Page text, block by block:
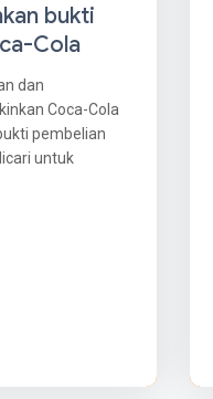
bukti
Cola
dan
Coca-Cola
pembelian
untuk